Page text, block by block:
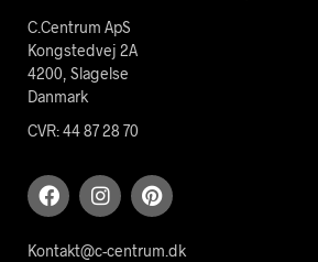
C.Centrum ApS
Kongstedvej 2A
4200, Slagelse
Danmark
CVR: 44 87 28 70
Kontakt@c-centrum.dk